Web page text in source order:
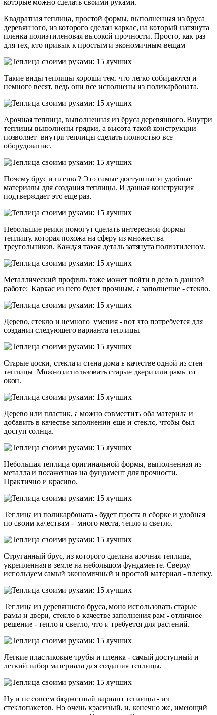
которые можно сделать своими руками.
Квадратная теплица, простой формы, выполненная из бруса
деревянного, из которого сделан каркас, на который натянута
пленка полиэтиленовая высокой прочности. Просто, как раз
для тех, кто привык к простым и экономичным вещам.
Такие виды теплицы хороши тем, что легко собираются и
немного весят, ведь они все исполнены из поликарбоната.
Арочная теплица, выполненная из бруса деревянного. Внутри
теплицы выполнены грядки, а высота такой конструкции
позволяет внутри теплицы сделать полностью все
оборудование.
Почему брус и пленка? Это самые доступные и удобные
материалы для создания теплицы. И данная конструкция
подтверждает это еще раз.
Небольшие рейки помогут сделать интересной формы
теплицу, которая похожа на сферу из множества
треугольников. Каждая такая деталь затянута полиэтиленом.
Металлический профиль тоже может пойти в дело в данной
работе: Каркас из него будет прочным, а заполнение - стекло.
Дерево, стекло и немного умения - вот что потребуется для
создания следующего варианта теплицы.
Старые доски, стекла и стена дома в качестве одной из стен
теплицы. Можно использовать старые двери или рамы от
окон.
Дерево или пластик, а можно совместить оба материла и
добавить в качестве заполнении еще и стекло, чтобы был
доступ солнца.
Небольшая теплица оригинальной формы, выполненная из
металла и посаженная на фундамент для прочности.
Практично и красиво.
Теплица из поликарбоната - будет проста в сборке и удобная
по своим качествам - много места, тепло и светло.
Струганный брус, из которого сделана арочная теплица,
укрепленная в земле на небольшом фундаменте. Сверху
используем самый экономичный и простой материал - пленку.
Теплица из деревянного бруса, моно использовать старые
рамы и двери, стекло в качестве заполнения рам - отличное
решение - тепло и светло, что и требуется для растений.
Легкие пластиковые трубы и пленка - самый доступный и
легкий набор материала для создания теплицы.
Ну и не совсем бюджетный вариант теплицы - из
стеклопакетов. Но очень красивый, и, конечно же, имеющий